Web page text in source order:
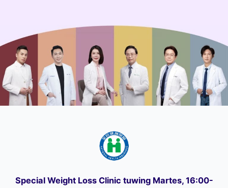
Special Weight Loss Clinic tuwing Martes, 16:00-